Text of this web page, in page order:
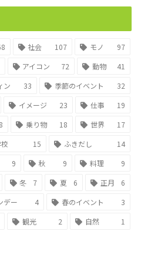
社会 107 モノ
97
アイコン 72 動物
41
ン 33 季節のイベント
32
イメージ 23 仕事
19
乗り物 18 世界
17
15 ふきだし
14
9 秋 9 料理
9
冬 7 夏 6 正月
6
デー 4 春のイベント
3
観光 2 自然 1